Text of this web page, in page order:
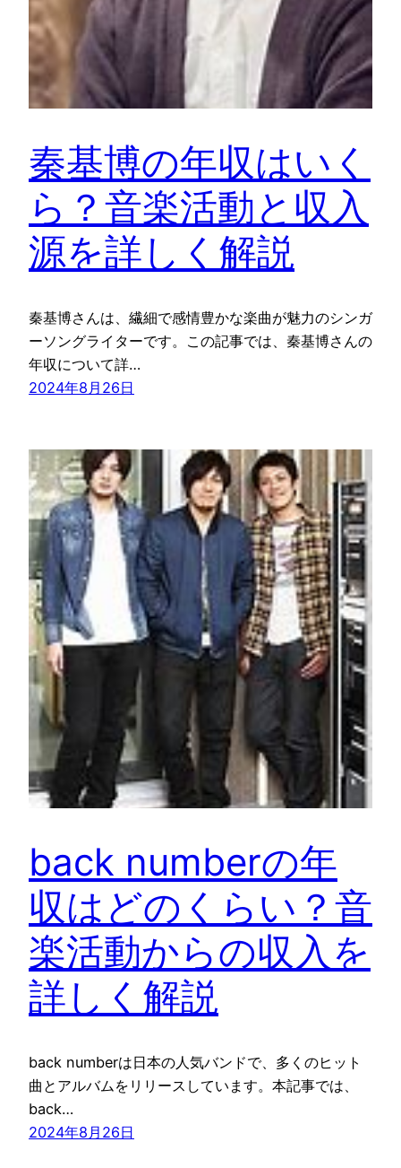
秦基博の年収はいく
ら？音楽活動と収入
源を詳しく解説
秦基博さんは、繊細で感情豊かな楽曲が魅力のシンガ
ーソングライターです。この記事では、秦基博さんの
年収について詳…
2024年8月26日
back numberの年
収はどのくらい？音
楽活動からの収入を
詳しく解説
back numberは日本の人気バンドで、多くのヒット
曲とアルバムをリリースしています。本記事では、
back…
2024年8月26日